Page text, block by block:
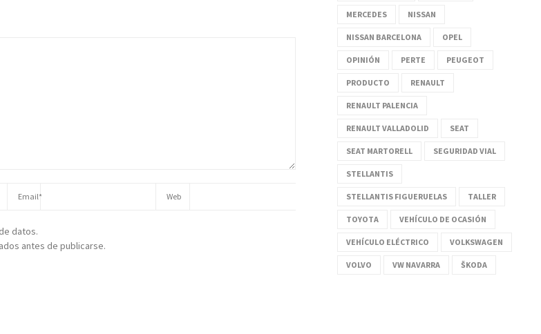
datos.
antes de publicarse.
MERCEDES NISSAN
NISSAN BARCELONA OPEL
OPINIÓN PERTE PEUGEOT
PRODUCTO RENAULT
RENAULT PALENCIA
RENAULT VALLADOLID SEAT
SEAT MARTORELL SEGURIDAD VIAL
STELLANTIS
STELLANTIS FIGUERUELAS TALLER
TOYOTA VEHÍCULO DE OCASIÓN
VEHÍCULO ELÉCTRICO VOLKSWAGEN
VOLVO VW NAVARRA ŠKODA